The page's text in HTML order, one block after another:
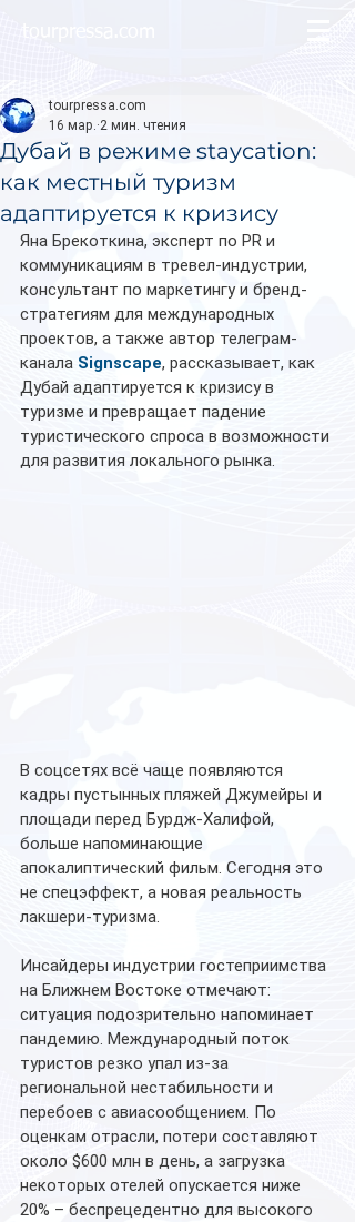
Дубай в режиме staycation:
как местный туризм
адаптируется к кризису
tourpressa.com
16 мар. 2 мин. чтения
Яна Брекоткина, эксперт по PR и
коммуникациям в тревел-индустрии,
консультант по маркетингу и бренд-
стратегиям для международных
проектов, а также автор телеграм-
канала Signscape, рассказывает, как
Дубай адаптируется к кризису в
туризме и превращает падение
туристического спроса в возможности
для развития локального рынка.
В соцсетях всё чаще появляются
кадры пустынных пляжей Джумейры и
площади перед Бурдж-Халифой,
больше напоминающие
апокалиптический фильм. Сегодня это
не спецэффект, а новая реальность
лакшери-туризма.
Инсайдеры индустрии гостеприимства
на Ближнем Востоке отмечают:
ситуация подозрительно напоминает
пандемию. Международный поток
туристов резко упал из-за
региональной нестабильности и
перебоев с авиасообщением. По
оценкам отрасли, потери составляют
около $600 млн в день, а загрузка
некоторых отелей опускается ниже
20% – беспрецедентно для высокого